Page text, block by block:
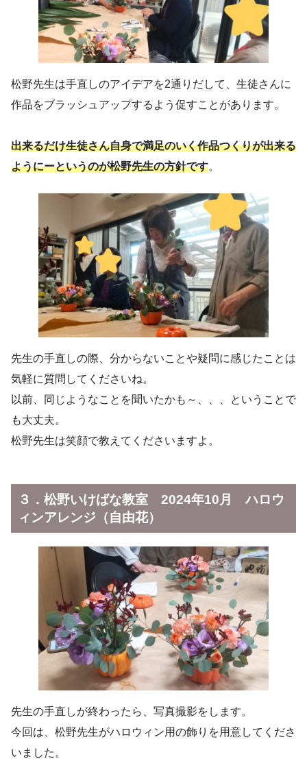
松野先生は手直しのアイデアを2通りだして、生徒さんに
作品をブラッシュアップするよう促すことがあります。
出来るだけ生徒さん自身で満足のいく作品つくりが出来る
ようにーというのが松野先生の方針です。
先生の手直しの際、分からないことや疑問に感じたことは
気軽に質問してくださいね。
以前、同じようなことを聞いたかも～、、、ということで
も大丈夫。
松野先生は笑顔で教えてくださいますよ。
３．松野いけばな教室 2024年10月 ハロウ
ィンアレンジ（自由花）
先生の手直しが終わったら、写真撮影をします。
今回は、松野先生がハロウィン用の飾りを用意してくださ
いました。